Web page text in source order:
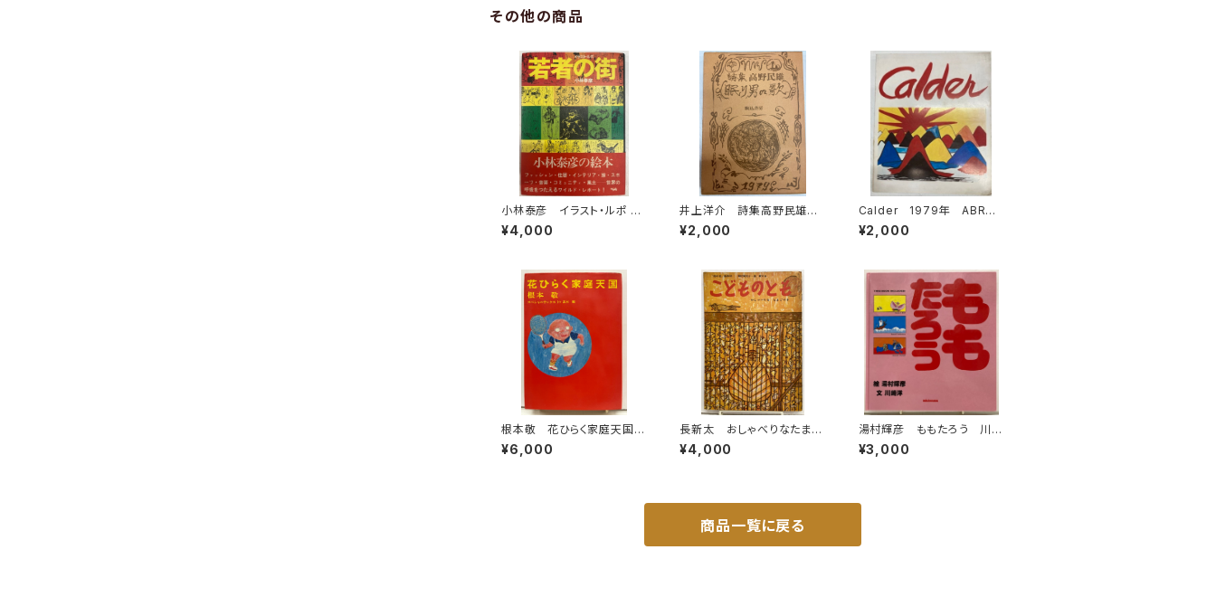
その他の商品
小林泰彦 イラスト・ルポ 若
者の街 1973年 初版
帯 晶文社
¥4,000
井上洋介 詩集高野民雄
眠り男の歌 1979年 駒込
書房
¥2,000
Calder 1979年 ABRA
MS
¥2,000
根本敬 花ひらく家庭天国
絵入りサイン 1983年 初
版 青林堂
¥6,000
長新太 おしゃべりなたまご
やき 寺村輝夫 こどものと
も「母の友」絵本35 1959
¥4,000
湯村輝彦 ももたろう 川崎
洋 1987年 初版 ミキハ
ウス
¥3,000
商品一覧に戻る